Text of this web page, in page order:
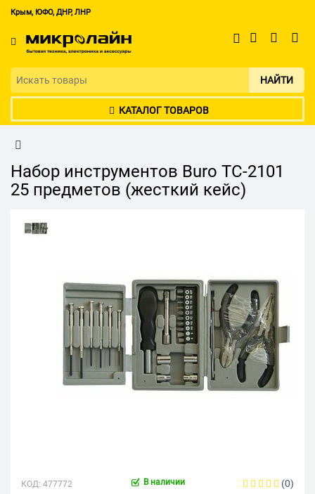
Крым, ЮФО, ДНР, ЛНР
НАЙТИ
КАТАЛОГ ТОВАРОВ
Набор инструментов Buro TC-2101
25 предметов (жесткий кейс)
КОД: 477772 В наличии (0)